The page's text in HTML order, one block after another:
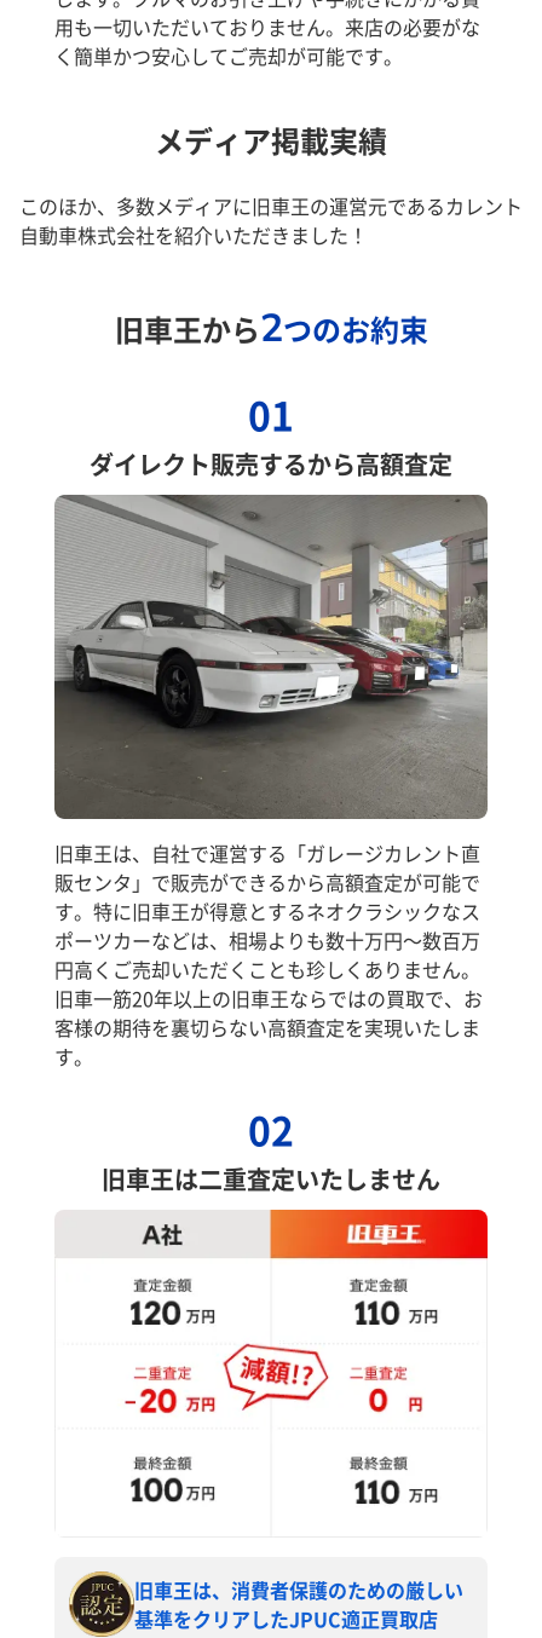
用も一切いただいておりません。来店の必要がな
く簡単かつ安心してご売却が可能です。
メディア掲載実績
このほか、多数メディアに旧車王の運営元であるカレント
自動車株式会社を紹介いただきました！
旧車王から2つのお約束
01
ダイレクト販売するから高額査定
旧車王は、自社で運営する「ガレージカレント直
販センタ」で販売ができるから高額査定が可能で
す。特に旧車王が得意とするネオクラシックなス
ポーツカーなどは、相場よりも数十万円～数百万
円高くご売却いただくことも珍しくありません。
旧車一筋20年以上の旧車王ならではの買取で、お
客様の期待を裏切らない高額査定を実現いたしま
す。
02
旧車王は二重査定いたしません
旧車王は、消費者保護のための厳しい
基準をクリアしたJPUC適正買取店